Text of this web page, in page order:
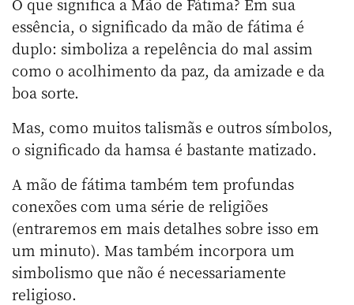
essência, o significado da mão de fátima é
duplo: simboliza a repelência do mal assim
como o acolhimento da paz, da amizade e da
boa sorte.
Mas, como muitos talismãs e outros símbolos,
o significado da hamsa é bastante matizado.
A mão de fátima também tem profundas
conexões com uma série de religiões
(entraremos em mais detalhes sobre isso em
um minuto). Mas também incorpora um
simbolismo que não é necessariamente
religioso.